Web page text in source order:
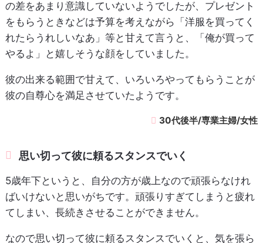
の差をあまり意識していないようでしたが、プレゼント
をもらうときなどは予算を考えながら「洋服を買ってく
れたらうれしいなあ」等と甘えて言うと、「俺が買って
やるよ」と嬉しそうな顔をしていました。
彼の出来る範囲で甘えて、いろいろやってもらうことが
彼の自尊心を満足させていたようです。
30代後半/専業主婦/女性
思い切って彼に頼るスタンスでいく
5歳年下というと、自分の方が歳上なので頑張らなけれ
ばいけないと思いがちです。頑張りすぎてしまうと疲れ
てしまい、長続きさせることができません。
なので思い切って彼に頼るスタンスでいくと、気を張ら